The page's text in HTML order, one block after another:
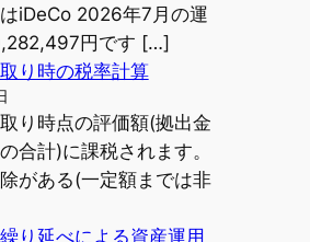
iDeCo 2026年7月の運
円です […]
り時の税率計算
り時点の評価額(拠出金
合計)に課税されます。
がある(一定額までは非
り延べによる資産運用